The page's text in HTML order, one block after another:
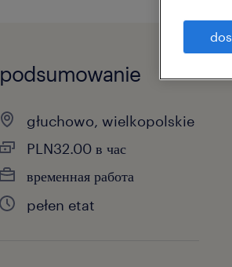
podsumowanie
głuchowo, wielkopolskie
PLN32.00 в час
временная работа
pełen etat